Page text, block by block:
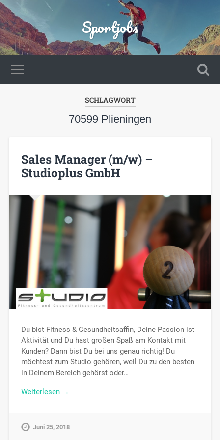
Sportjobs
SCHLAGWORT
70599 Plieningen
Sales Manager (m/w) –
Studioplus GmbH
Du bist Fitness & Gesundheitsaffin, Deine Passion ist
Aktivität und Du hast großen Spaß am Kontakt mit
Kunden? Dann bist Du bei uns genau richtig! Du
möchtest zum Studio gehören, weil Du zu den besten
in Deinem Bereich gehörst oder…
Weiterlesen →
Juni 25, 2018